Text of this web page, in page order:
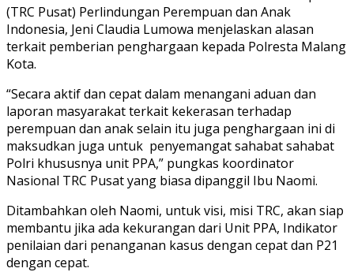
(TRC Pusat) Perlindungan Perempuan dan Anak
Indonesia, Jeni Claudia Lumowa menjelaskan alasan
terkait pemberian penghargaan kepada Polresta Malang
Kota.
“Secara aktif dan cepat dalam menangani aduan dan
laporan masyarakat terkait kekerasan terhadap
perempuan dan anak selain itu juga penghargaan ini di
maksudkan juga untuk penyemangat sahabat sahabat
Polri khususnya unit PPA,” pungkas koordinator
Nasional TRC Pusat yang biasa dipanggil Ibu Naomi.
Ditambahkan oleh Naomi, untuk visi, misi TRC, akan siap
membantu jika ada kekurangan dari Unit PPA, Indikator
penilaian dari penanganan kasus dengan cepat dan P21
dengan cepat.